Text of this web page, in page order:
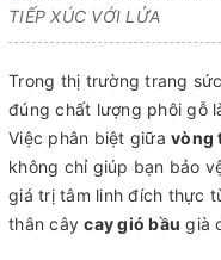
TIẾP XÚC VỚI LỬA
Trong thị trường trang
đúng chất lượng phôi gỗ
Việc phân biệt giữa vòng
không chỉ giúp bạn bảo
giá trị tâm linh đích thực
thân câycay gió bầu già